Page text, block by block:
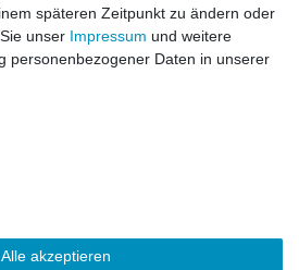
2026 | Alle Rechte vorbehalten.
späteren Zeitpunkt zu ändern oder
unser Impressum und weitere
personenbezogener Daten in unserer
Alle akzeptieren